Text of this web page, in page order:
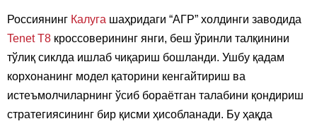
Россиянинг Калуга шаҳридаги “АГР” холдинги заводида
Tenet T8 кроссоверининг янги, беш ўринли талқинини
тўлиқ сиклда ишлаб чиқариш бошланди. Ушбу қадам
корхонанинг модел қаторини кенгайтириш ва
истеъмолчиларнинг ўсиб бораётган талабини қондириш
стратегиясининг бир қисми ҳисобланади. Бу ҳақда